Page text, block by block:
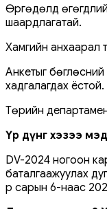
Өргөдөлд
шаардлагатай.
Хамгийн анхаарал
Анкетыг
хадгалагдах ёстой.
Төрийн
Үр дүнг хэзээ
DV-2024 ногоон
баталгаажуулах
р сарын 6-наас